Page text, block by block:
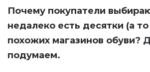
Почему покупатели
недалеко есть десятки (а
похожих магазинов обуви?
подумаем.